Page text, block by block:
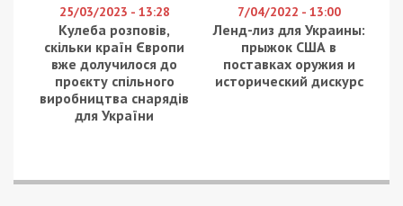
Пока «работают» по военным частям и ПВО. Угрозы
гражданским нет. Дальше буду информировать.